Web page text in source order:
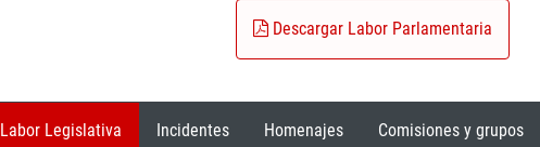
Descargar Labor Parlamentaria
Labor Legislativa Incidentes Homenajes Comisiones y grupos